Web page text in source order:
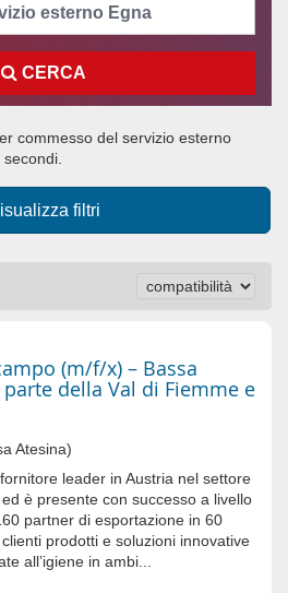
CERCA
commesso del servizio esterno
secondi.
filtri
(m/f/x) – Bassa
della Val di Fiemme e
Atesina)
leader in Austria nel settore
è presente con successo a livello
partner di esportazione in 60
prodotti e soluzioni innovative
all’igiene in ambi...